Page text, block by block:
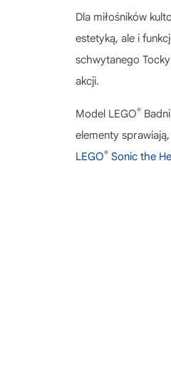
Dla miłośników
estetyką, ale i
schwytanego
akcji.
Model LEGO®
elementy
LEGO® Sonic the